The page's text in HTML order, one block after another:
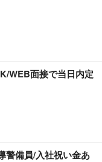
WEB面接で当日内定
警備員/入社祝い金あ